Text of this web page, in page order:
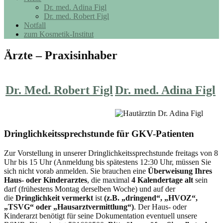
Dr. med. Adina Figl
Dr. med. Robert Figl
Notfall
zum Kosmetik-Institut
Ärzte – Praxisinhaber
Dr. Med. Robert Figl Dr. med. Adina Figl
Dringlichkeitssprechstunde für GKV-Patienten
Zur Vorstellung in unserer Dringlichkeitssprechstunde freitags von 8
Uhr bis 15 Uhr (Anmeldung bis spätestens 12:30 Uhr, müssen Sie
sich nicht vorab anmelden. Sie brauchen eine Überweisung Ihres
Haus- oder Kinderarztes, die maximal 4 Kalendertage alt sein
darf (frühestens Montag derselben Woche) und auf der
die Dringlichkeit vermerkt ist (z.B. „dringend“, „HVOZ“,
„TSVG“ oder „Hausarztvermittlung“). Der Haus- oder
Kinderarzt benötigt für seine Dokumentation eventuell unsere